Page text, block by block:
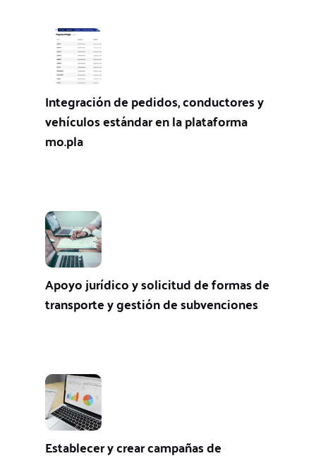
Integración de pedidos, conductores y
vehículos estándar en la plataforma
mo.pla
Apoyo jurídico y solicitud de formas de
transporte y gestión de subvenciones
Establecer y crear campañas de